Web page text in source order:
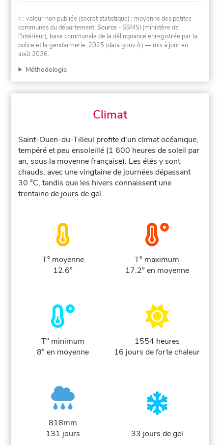
≈ : valeur non publiée (secret statistique) : moyenne des petites
communes du département.Source - SSMSI (ministère de
l'Intérieur), base communale de la délinquance enregistrée par la
police et la gendarmerie, 2025 (data.gouv.fr) — mis à jour en
août 2026.
Méthodologie
Climat
Saint-Ouen-du-Tilleul profite d'un climat océanique,
tempéré et peu ensoleillé (1 600 heures de soleil par
an, sous la moyenne française). Les étés y sont
chauds, avec une vingtaine de journées dépassant
30 °C, tandis que les hivers connaissent une
trentaine de jours de gel.
T° moyenne
12.6°
T° maximum
17.2° en moyenne
T° minimum
8° en moyenne
1554 heures
16 jours de forte chaleur
818mm
131 jours
33 jours de gel